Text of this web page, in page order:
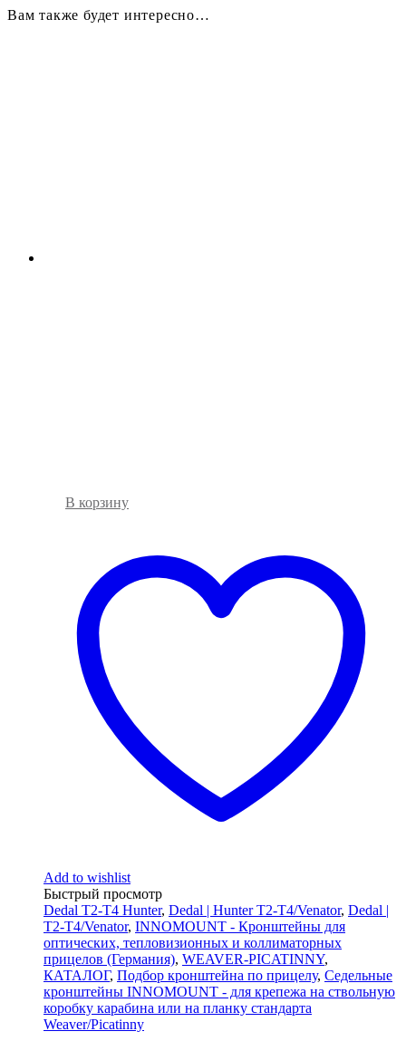
Вам также будет интересно…
В корзину
Add to wishlist
Быстрый просмотр
Dedal T2-T4 Hunter, Dedal | Hunter T2-T4/Venator, Dedal |
T2-T4/Venator, INNOMOUNT - Кронштейны для
оптических, тепловизионных и коллиматорных
прицелов (Германия), WEAVER-PICATINNY,
КАТАЛОГ, Подбор кронштейна по прицелу, Седельные
кронштейны INNOMOUNT - для крепежа на ствольную
коробку карабина или на планку стандарта
Weaver/Picatinny